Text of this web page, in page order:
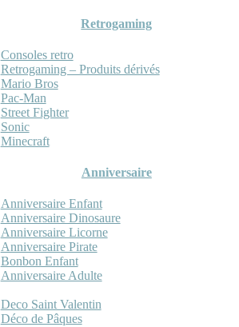
Retrogaming
Consoles retro
Retrogaming – Produits dérivés
Mario Bros
Pac-Man
Street Fighter
Sonic
Minecraft
Anniversaire
Anniversaire Enfant
Anniversaire Dinosaure
Anniversaire Licorne
Anniversaire Pirate
Bonbon Enfant
Anniversaire Adulte
Deco Saint Valentin
Déco de Pâques